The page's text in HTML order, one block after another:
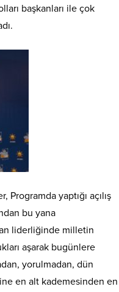
başkanları ile çok
Programda yaptığı açılış
bu yana
liderliğinde milletin
aşarak bugünlere
yorulmadan, dün
en alt kademesinden en